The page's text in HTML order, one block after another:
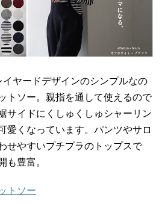
ヤードデザインのシンプルなの
トソー。親指を通して使えるので
サイドにくしゅくしゅシャーリン
愛くなっています。パンツやサロ
せやすいプチプラのトップスで
も豊富。
トソー